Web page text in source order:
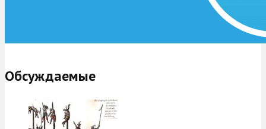
Обсуждаемые